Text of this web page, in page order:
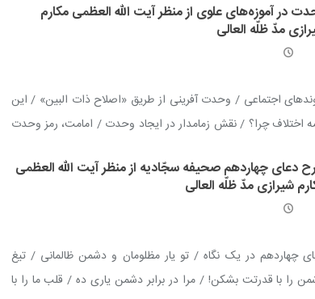
در آموزه‌های علوی از منظر آیت الله العظمی مکارم
مدّ ظلّه العالی
اجتماعی / وحدت آفرینی از طریق «اصلاح ذات البین» / این
اختلاف چرا؟ / نقش زمامدار در ایجاد وحدت / امامت، رمز وحدت
/ علیه تک‌روی / اختلاف، اندوه بزرگ علی علیه السلام / آثار
عاقبت پراکندگی
دعای چهاردهم صحیفه سجّادیه از منظر آیت الله العظمی
شیرازی مدّ ظلّه العالی
چهاردهم در یک نگاه / تو یار مظلومان و دشمن ظالمانی / تیغ
را با قدرتت بشکن! / مرا در برابر دشمن یاری ده / قلب ما را با